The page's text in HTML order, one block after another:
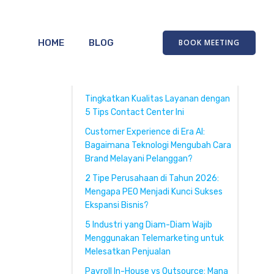
HOME BLOG BOOK MEETING
Tingkatkan Kualitas Layanan dengan
5 Tips Contact Center Ini
Customer Experience di Era AI:
Bagaimana Teknologi Mengubah Cara
Brand Melayani Pelanggan?
2 Tipe Perusahaan di Tahun 2026:
Mengapa PEO Menjadi Kunci Sukses
Ekspansi Bisnis?
5 Industri yang Diam-Diam Wajib
Menggunakan Telemarketing untuk
Melesatkan Penjualan
Payroll In-House vs Outsource: Mana